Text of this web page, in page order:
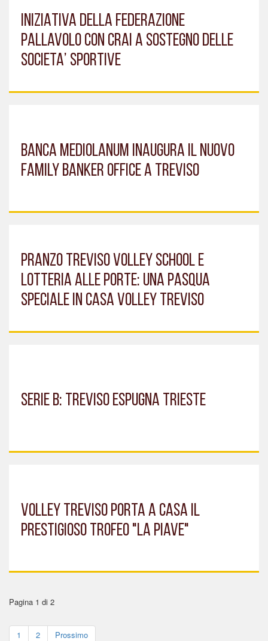
INIZIATIVA DELLA FEDERAZIONE
PALLAVOLO CON CRAI A SOSTEGNO DELLE
SOCIETA’ SPORTIVE
BANCA MEDIOLANUM INAUGURA IL NUOVO
FAMILY BANKER OFFICE A TREVISO
PRANZO TREVISO VOLLEY SCHOOL E
LOTTERIA ALLE PORTE: UNA PASQUA
SPECIALE IN CASA VOLLEY TREVISO
SERIE B: TREVISO ESPUGNA TRIESTE
VOLLEY TREVISO PORTA A CASA IL
PRESTIGIOSO TROFEO "LA PIAVE"
Pagina 1 di 2
1 2 Prossimo